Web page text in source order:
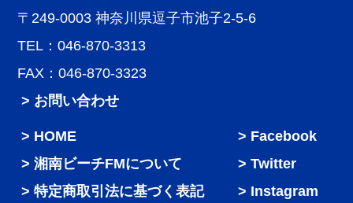
〒249-0003 神奈川県逗子市池子2-5-6
TEL：046-870-3313
FAX：046-870-3323
> お問い合わせ
HOME
湘南ビーチFMについて
特定商取引法に基づく表記
Facebook
Twitter
Instagram